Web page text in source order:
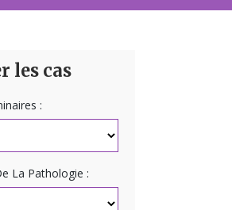
les cas
:
La Pathologie :